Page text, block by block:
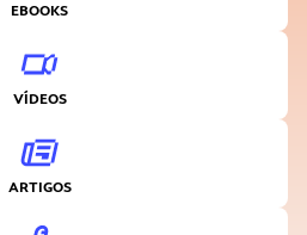
EBOOKS
VÍDEOS
ARTIGOS